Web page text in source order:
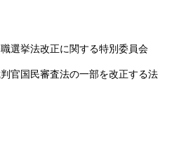
選挙法改正に関する特別委員会
官国民審査法の一部を改正する法